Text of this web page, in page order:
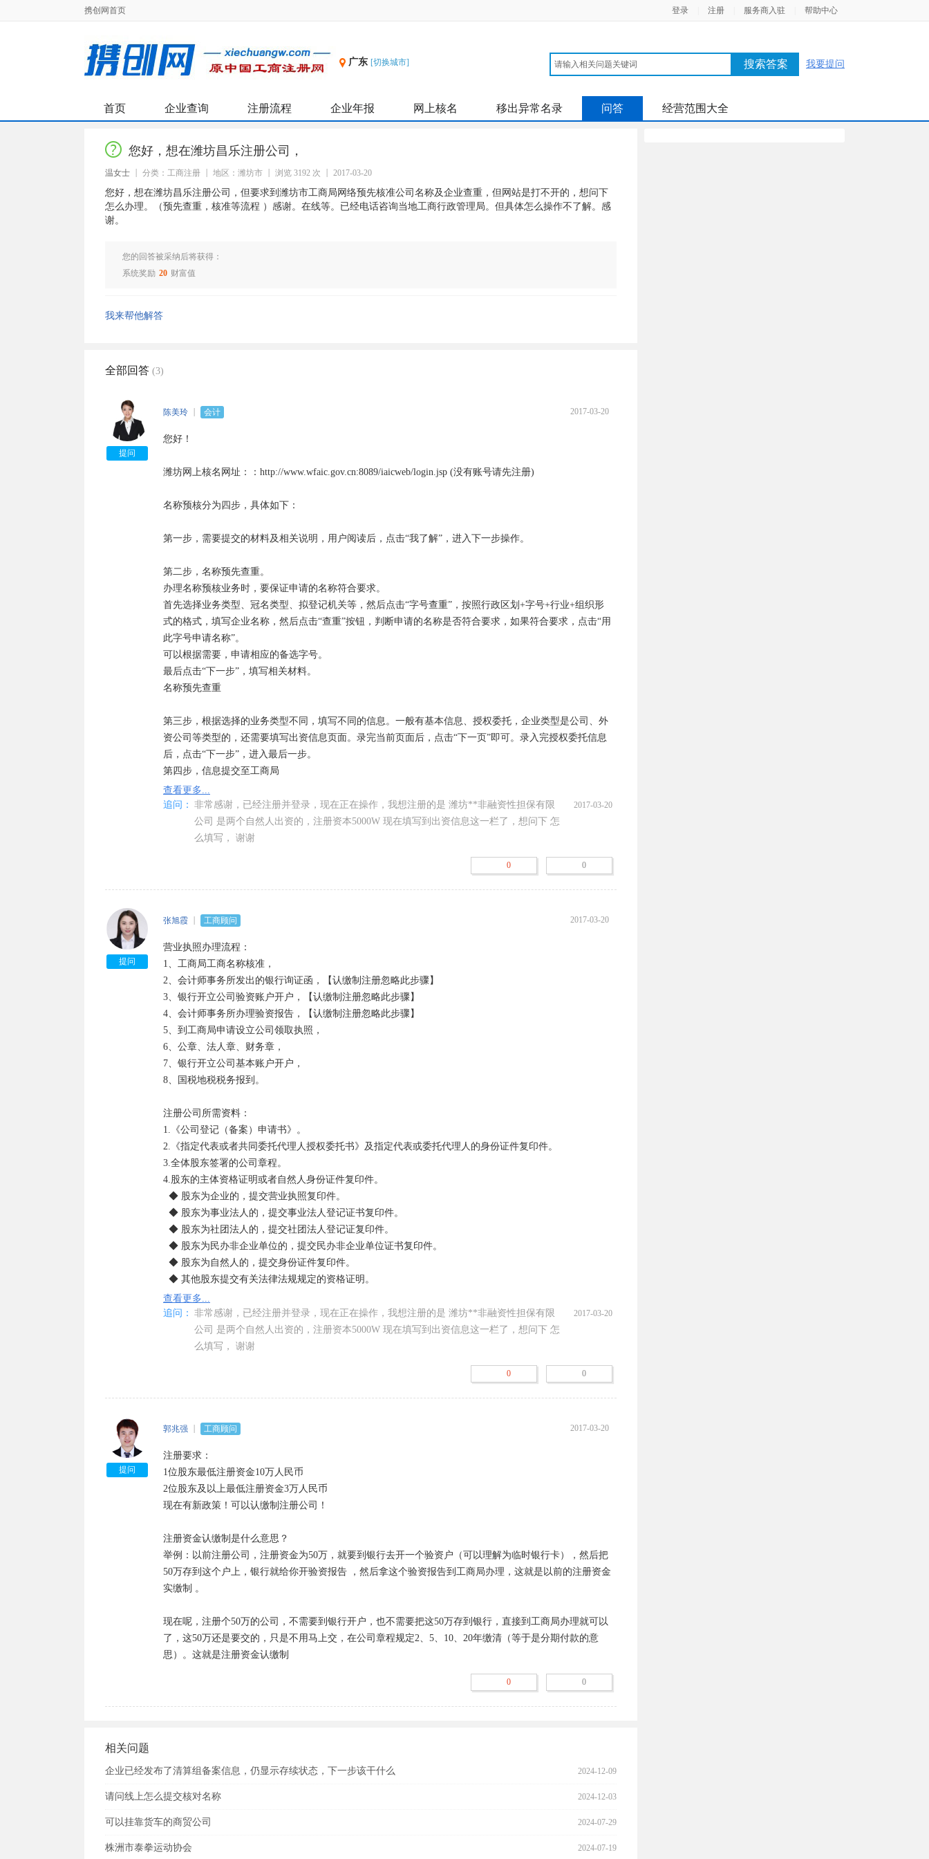
携创网首页 登录 注册 服务商入驻 帮助中心
广东 [切换城市] 搜索答案 我要提问
首页 企业查询 注册流程 企业年报 网上核名 移出异常名录 问答 经营范围大全
您好，想在潍坊昌乐注册公司，
温女士 分类：工商注册 地区：潍坊市 浏览 3192 次 2017-03-20
您好，想在潍坊昌乐注册公司，但要求到潍坊市工商局网络预先核准公司名称及企业查重，但网站是打不开的，想问下
怎么办理。（预先查重，核准等流程 ）感谢。在线等。已经电话咨询当地工商行政管理局。但具体怎么操作不了解。感
谢。
您的回答被采纳后将获得：
系统奖励 20 财富值
我来帮他解答
全部回答 (3)
提问
陈美玲 会计 2017-03-20
您好！
潍坊网上核名网址：：http://www.wfaic.gov.cn:8089/iaicweb/login.jsp (没有账号请先注册)
名称预核分为四步，具体如下：
第一步，需要提交的材料及相关说明，用户阅读后，点击“我了解”，进入下一步操作。
第二步，名称预先查重。
办理名称预核业务时，要保证申请的名称符合要求。
首先选择业务类型、冠名类型、拟登记机关等，然后点击“字号查重”，按照行政区划+字号+行业+组织形
式的格式，填写企业名称，然后点击“查重”按钮，判断申请的名称是否符合要求，如果符合要求，点击“用
此字号申请名称”。
可以根据需要，申请相应的备选字号。
最后点击“下一步”，填写相关材料。
名称预先查重
第三步，根据选择的业务类型不同，填写不同的信息。一般有基本信息、授权委托，企业类型是公司、外
资公司等类型的，还需要填写出资信息页面。录完当前页面后，点击“下一页”即可。录入完授权委托信息
后，点击“下一步”，进入最后一步。
第四步，信息提交至工商局
所有的信息都填写完毕后，将数据提交至工商局审核，审核通过后，打印名称申请书及通知书，携带相关
材料来工商局办理业务。审核驳回后，可以修改信息后再次提交。工商局审核期间，数据不能再修改。
已办理的业务可以在已办业务查询中看到。
查看更多...
追问： 非常感谢，已经注册并登录，现在正在操作，我想注册的是 潍坊**非融资性担保有限
公司 是两个自然人出资的，注册资本5000W 现在填写到出资信息这一栏了，想问下 怎
么填写， 谢谢
2017-03-20
0 0
提问
张旭霞 工商顾问 2017-03-20
营业执照办理流程：
1、工商局工商名称核准，
2、会计师事务所发出的银行询证函，【认缴制注册忽略此步骤】
3、银行开立公司验资账户开户，【认缴制注册忽略此步骤】
4、会计师事务所办理验资报告，【认缴制注册忽略此步骤】
5、到工商局申请设立公司领取执照，
6、公章、法人章、财务章，
7、银行开立公司基本账户开户，
8、国税地税税务报到。
注册公司所需资料：
1.《公司登记（备案）申请书》。
2.《指定代表或者共同委托代理人授权委托书》及指定代表或委托代理人的身份证件复印件。
3.全体股东签署的公司章程。
4.股东的主体资格证明或者自然人身份证件复印件。
5.董事、监事和经理的任职文件（股东会决议由股东签署，董事会决议由公司董事签字）及身份证件复印
件。
6.法定代表人任职文件（股东会决议由股东签署，董事会决议由公司董事签字）及身份证件复印件。
7.住所使用证明。
9.法律、行政法规和国务院决定规定设立有限责任公司必须报经批准的，提交有关的批准文件或者许可证
件复印件。
有关批准文件或者许可证件的复印件。
查看更多...
追问： 非常感谢，已经注册并登录，现在正在操作，我想注册的是 潍坊**非融资性担保有限
公司 是两个自然人出资的，注册资本5000W 现在填写到出资信息这一栏了，想问下 怎
么填写， 谢谢
2017-03-20
0 0
提问
郭兆强 工商顾问 2017-03-20
注册要求：
1位股东最低注册资金10万人民币
2位股东及以上最低注册资金3万人民币
现在有新政策！可以认缴制注册公司！
注册资金认缴制是什么意思？
举例：以前注册公司，注册资金为50万，就要到银行去开一个验资户（可以理解为临时银行卡），然后把
50万存到这个户上，银行就给你开验资报告 ，然后拿这个验资报告到工商局办理，这就是以前的注册资金
实缴制 。
现在呢，注册个50万的公司，不需要到银行开户，也不需要把这50万存到银行，直接到工商局办理就可以
了，这50万还是要交的，只是不用马上交，在公司章程规定2、5、10、20年缴清（等于是分期付款的意
思）。这就是注册资金认缴制
0 0
相关问题
企业已经发布了清算组备案信息，仍显示存续状态，下一步该干什么 2024-12-09
请问线上怎么提交核对名称 2024-12-03
可以挂靠货车的商贸公司 2024-07-29
株洲市泰拳运动协会 2024-07-19